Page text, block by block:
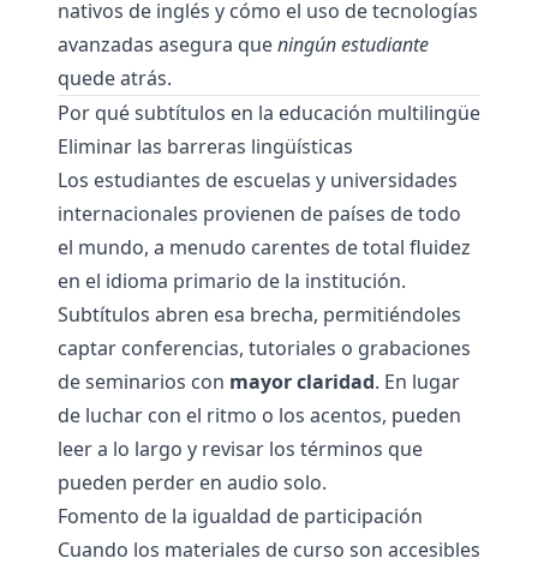
nativos de inglés y cómo el uso de tecnologías
avanzadas asegura queningún estudiante
quede atrás.
Por qué subtítulos en la educación multilingüe
Eliminar las barreras lingüísticas
Los estudiantes de escuelas y universidades
internacionales provienen de países de todo
el mundo, a menudo carentes de total fluidez
en el idioma primario de la institución.
Subtítulos abren esa brecha, permitiéndoles
captar conferencias, tutoriales o grabaciones
de seminarios con mayor claridad. En lugar
de luchar con el ritmo o los acentos, pueden
leer a lo largo y revisar los términos que
pueden perder en audio solo.
Fomento de la igualdad de participación
Cuando los materiales de curso son accesibles